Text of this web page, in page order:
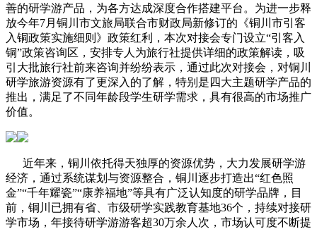
善的研学游产品，为各方达成深度合作搭建平台。为进一步释
放今年7月铜川市文旅局联合市财政局新修订的《铜川市引客
入铜政策实施细则》政策红利，本次对接会专门设立“引客入
铜”政策咨询区，安排专人为旅行社提供详细的政策解读，吸
引大批旅行社前来咨询并纷纷表示，通过此次对接会，对铜川
研学旅游资源有了更深入的了解，特别是四大主题研学产品的
推出，满足了不同年龄段学生研学需求，具有很高的市场推广
价值。
近年来，铜川依托得天独厚的资源优势，大力发展研学游
经济，通过系统谋划与资源整合，铜川逐步打造出“红色照
金”“千年耀瓷”“康养福地”等具有广泛认知度的研学品牌，目
前，铜川已拥有省、市级研学实践教育基地36个，持续对接研
学市场，年接待研学游游客超30万余人次，市场认可度不断提